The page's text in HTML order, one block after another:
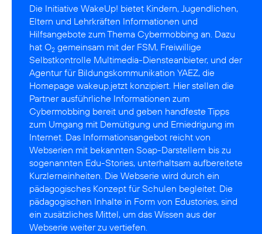
Die Initiative WakeUp! bietet Kindern, Jugendlichen,
Eltern und Lehrkräften Informationen und
Hilfsangebote zum Thema Cybermobbing an. Dazu
hat O2 gemeinsam mit der FSM, Freiwillige
Selbstkontrolle Multimedia-Diensteanbieter, und der
Agentur für Bildungskommunikation YAEZ, die
Homepage wakeup.jetzt konzipiert. Hier stellen die
Partner ausführliche Informationen zum
Cybermobbing bereit und geben handfeste Tipps
zum Umgang mit Demütigung und Erniedrigung im
Internet. Das Informationsangebot reicht von
Webserien mit bekannten Soap-Darstellern bis zu
sogenannten Edu-Stories, unterhaltsam aufbereitete
Kurzlerneinheiten. Die Webserie wird durch ein
pädagogisches Konzept für Schulen begleitet. Die
pädagogischen Inhalte in Form von Edustories, sind
ein zusätzliches Mittel, um das Wissen aus der
Webserie weiter zu vertiefen.